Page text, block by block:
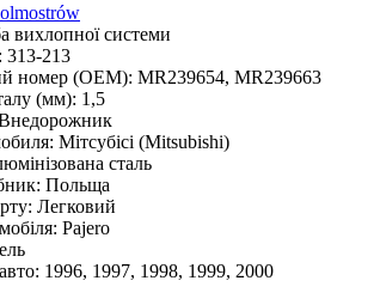
вихлопної системи
313-213
номер (OEM): MR239654, MR239663
(мм): 1,5
Мітсубісі (Mitsubishi)
сталь
Польща
Легковий
Pajero
1996, 1997, 1998, 1999, 2000